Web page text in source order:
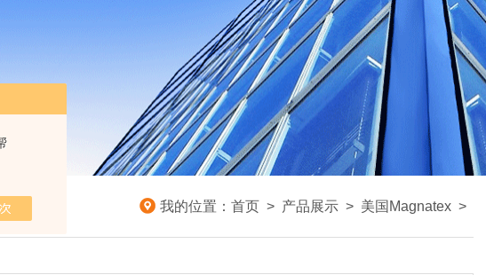
我的位置： 首页 > 产品展示 > 美国Magnatex >